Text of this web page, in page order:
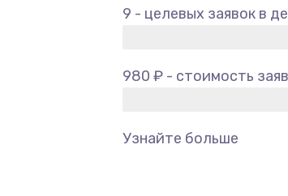
9 - целевых заявок в
980 ₽ - стоимость
Узнайте больше